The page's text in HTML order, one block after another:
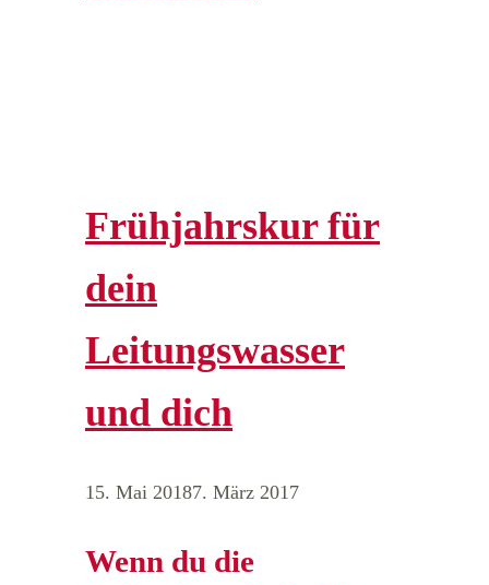
Frühjahrskur für
dein
Leitungswasser
und dich
15. Mai 20187. März 2017
Wenn du die